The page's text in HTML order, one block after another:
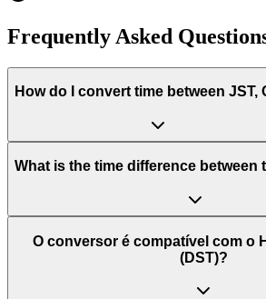
Frequently Asked
How do I convert time between JST,
What is the time difference between
O conversor é compatível com o
(DST)?